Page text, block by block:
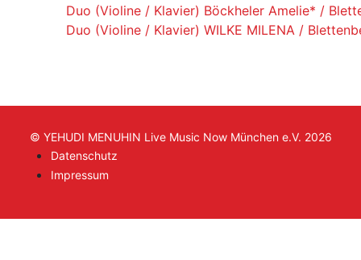
Duo (Violine / Klavier) Böckheler Amelie* /
Duo (Violine / Klavier) WILKE MILENA /
© YEHUDI MENUHIN Live Music Now München e.V. 2026
Datenschutz
Impressum